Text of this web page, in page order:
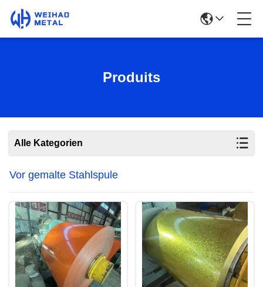
Produits
Alle Kategorien
Vor gemalte Stahlspule